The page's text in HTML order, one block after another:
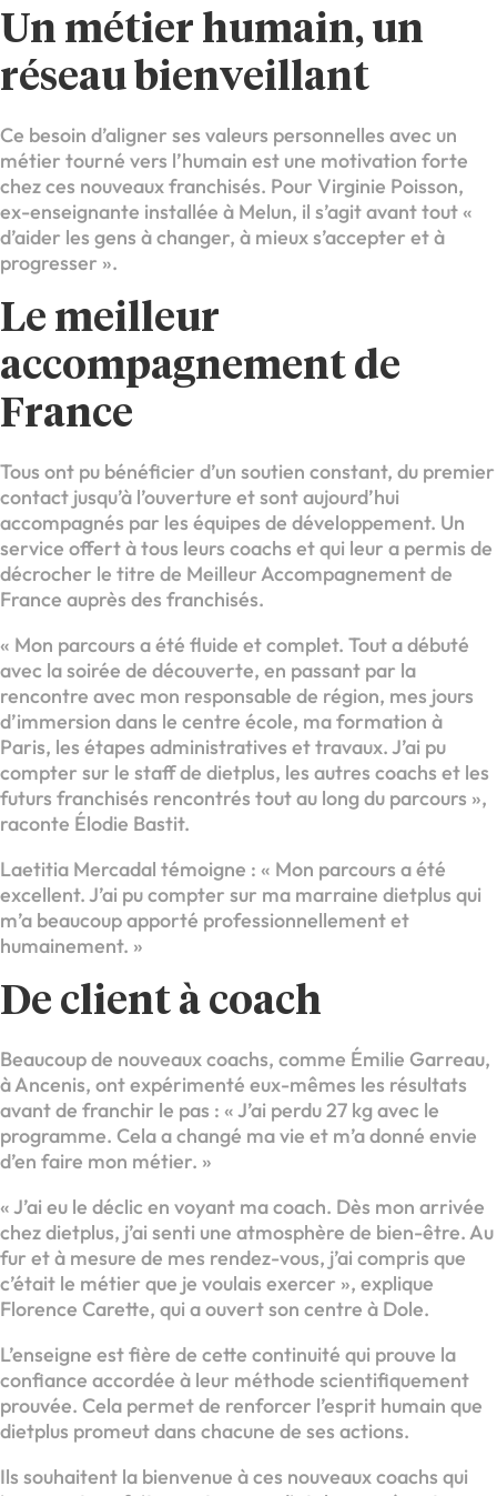
Un métier humain, un
réseau bienveillant
Ce besoin d’aligner ses valeurs personnelles avec un
métier tourné vers l’humain est une motivation forte
chez ces nouveaux franchisés. Pour Virginie Poisson,
ex-enseignante installée à Melun, il s’agit avant tout «
d’aider les gens à changer, à mieux s’accepter et à
progresser ».
Le meilleur
accompagnement de
France
Tous ont pu bénéficier d’un soutien constant, du premier
contact jusqu’à l’ouverture et sont aujourd’hui
accompagnés par les équipes de développement. Un
service offert à tous leurs coachs et qui leur a permis de
décrocher le titre de Meilleur Accompagnement de
France auprès des franchisés.
« Mon parcours a été fluide et complet. Tout a débuté
avec la soirée de découverte, en passant par la
rencontre avec mon responsable de région, mes jours
d’immersion dans le centre école, ma formation à
Paris, les étapes administratives et travaux. J’ai pu
compter sur le staff de dietplus, les autres coachs et les
futurs franchisés rencontrés tout au long du parcours »,
raconte Élodie Bastit.
Laetitia Mercadal témoigne : « Mon parcours a été
excellent. J’ai pu compter sur ma marraine dietplus qui
m’a beaucoup apporté professionnellement et
humainement. »
De client à coach
Beaucoup de nouveaux coachs, comme Émilie Garreau,
à Ancenis, ont expérimenté eux-mêmes les résultats
avant de franchir le pas : « J’ai perdu 27 kg avec le
programme. Cela a changé ma vie et m’a donné envie
d’en faire mon métier. »
« J’ai eu le déclic en voyant ma coach. Dès mon arrivée
chez dietplus, j’ai senti une atmosphère de bien-être. Au
fur et à mesure de mes rendez-vous, j’ai compris que
c’était le métier que je voulais exercer », explique
Florence Carette, qui a ouvert son centre à Dole.
L’enseigne est fière de cette continuité qui prouve la
confiance accordée à leur méthode scientifiquement
prouvée. Cela permet de renforcer l’esprit humain que
dietplus promeut dans chacune de ses actions.
Ils souhaitent la bienvenue à ces nouveaux coachs qui